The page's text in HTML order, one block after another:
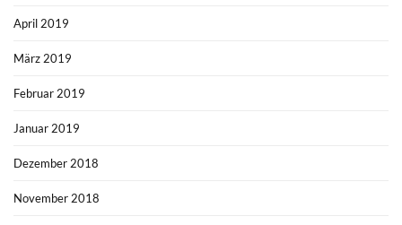
April 2019
März 2019
Februar 2019
Januar 2019
Dezember 2018
November 2018